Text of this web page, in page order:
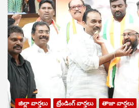
జిల్లా వార్తలు ట్రేండింగ్ వార్తలు తాజా వార్తలు